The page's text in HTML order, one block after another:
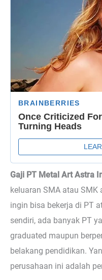
Gaji PT Metal Art Astra
keluaran SMA atau
ingin bisa bekerja di PT
sendiri, ada banyak PT
graduated maupun
belakang pendidikan.
perusahaan ini adalah